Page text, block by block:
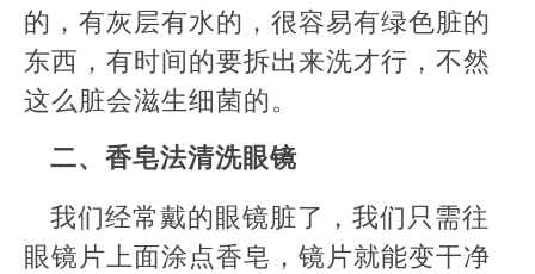
的，有灰层有水的，很容易有绿色脏的
东西，有时间的要拆出来洗才行，不然
这么脏会滋生细菌的。
二、香皂法清洗眼镜
我们经常戴的眼镜脏了，我们只需往
眼镜片上面涂点香皂，镜片就能变干净